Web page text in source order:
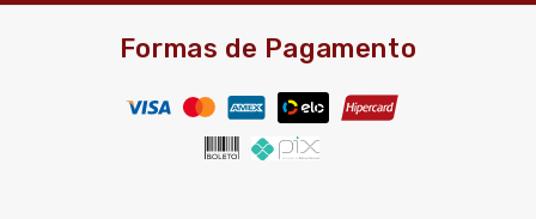
Formas de Pagamento